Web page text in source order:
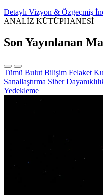
Detaylı Vizyon & Özgeçmiş
ANALİZ KÜTÜPHANESİ
Son Yayınlanan
Tümü Bulut Bilişim Felaket
Sanallaştırma Siber
Yedekleme